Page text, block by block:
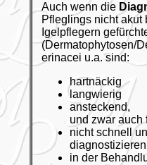
Auch wenn die
Pfleglings nicht akut
Igelpflegern
(Dermatophytosen/
erinacei u.a. sind:
hartnäckig
langwierig
ansteckend,
und zwar auch
nicht schnell
diagnostizieren
in der